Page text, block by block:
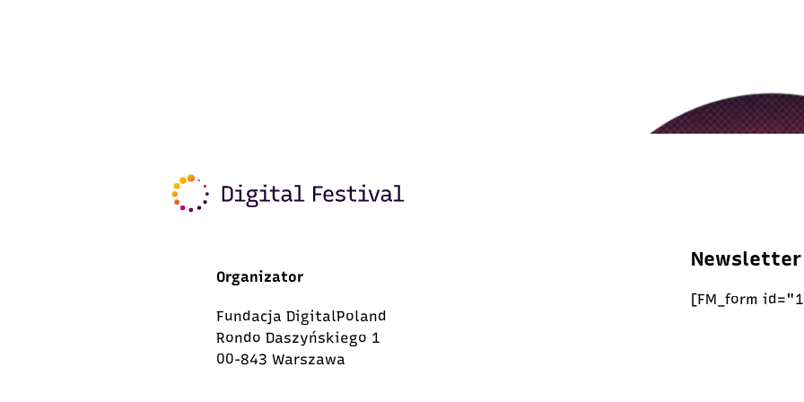
Organizator
Fundacja DigitalPoland
Rondo Daszyńskiego 1
00-843 Warszawa
Newsletter
[FM_form